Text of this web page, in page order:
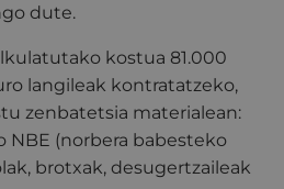
dute.
kostua 81.000
langileak kontratatzeko,
zenbatetsia materialean:
NBE (norbera babesteko
brotxak, desugertzaileak